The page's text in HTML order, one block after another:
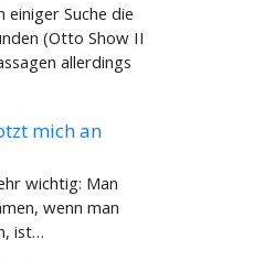
einiger Suche die
(Otto Show II
allerdings
mich an
wichtig: Man
wenn man
ist…